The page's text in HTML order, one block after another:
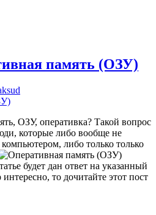
память (ОЗУ)
ОЗУ, оперативка? Такой вопрос
которые либо вообще не
либо только только
будет дан ответ на указанный
то дочитайте этот пост